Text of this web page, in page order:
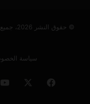
© حقوق النشر 2026، جميع الحقوق محفوظة |
سياسة
فيسبوك